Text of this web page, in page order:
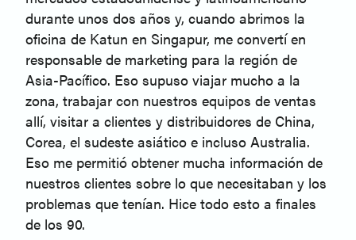
durante unos dos años y, cuando abrimos la
oficina de Katun en Singapur, me convertí en
responsable de marketing para la región de
Asia-Pacífico. Eso supuso viajar mucho a la
zona, trabajar con nuestros equipos de ventas
allí, visitar a clientes y distribuidores de China,
Corea, el sudeste asiático e incluso Australia.
Eso me permitió obtener mucha información de
nuestros clientes sobre lo que necesitaban y los
problemas que tenían. Hice todo esto a finales
de los 90.